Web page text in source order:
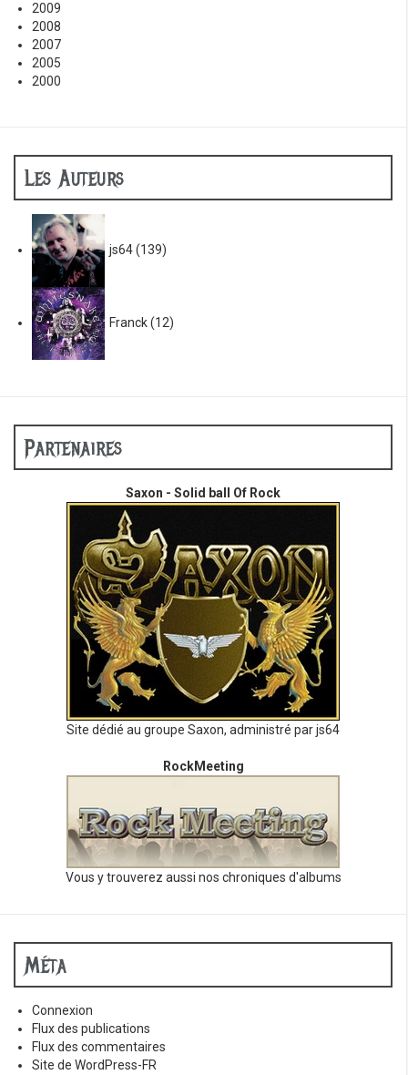
2009
2008
2007
2005
2000
Les Auteurs
js64(139)
Franck(12)
Partenaires
Saxon - Solid ball Of Rock
Site dédié au groupe Saxon, administré par js64
RockMeeting
Vous y trouverez aussi nos chroniques d'albums
Méta
Connexion
Flux des publications
Flux des commentaires
Site de WordPress-FR